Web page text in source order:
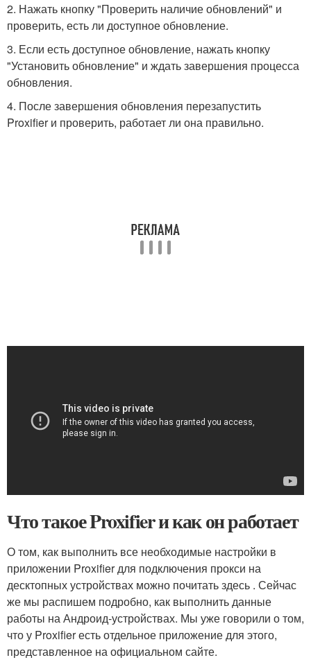
2. Нажать кнопку "Проверить наличие обновлений" и
проверить, есть ли доступное обновление.
3. Если есть доступное обновление, нажать кнопку
"Установить обновление" и ждать завершения процесса
обновления.
4. После завершения обновления перезапустить
Proxifier и проверить, работает ли она правильно.
Что такое Proxifier и как он работает
О том, как выполнить все необходимые настройки в
приложении Proxifier для подключения прокси на
десктопных устройствах можно почитать здесь . Сейчас
же мы распишем подробно, как выполнить данные
работы на Андроид-устройствах. Мы уже говорили о том,
что у Proxifier есть отдельное приложение для этого,
представленное на официальном сайте.